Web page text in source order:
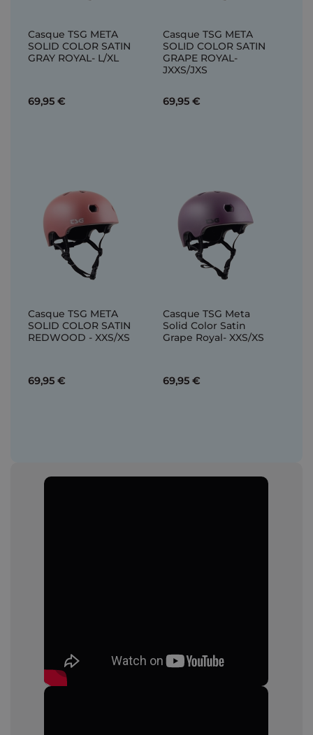
Casque TSG META
SOLID COLOR SATIN
GRAY ROYAL- L/XL
69,95 €
Casque TSG META
SOLID COLOR SATIN
GRAPE ROYAL-
JXXS/JXS
69,95 €
Casque TSG META
SOLID COLOR SATIN
REDWOOD - XXS/XS
69,95 €
Casque TSG Meta
Solid Color Satin
Grape Royal- XXS/XS
69,95 €